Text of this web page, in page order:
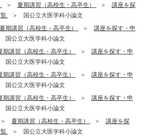
夏期講習（高校生・高卒生）
講座を探
国公立大医学科小論文
夏期講習（高校生・高卒生）
講座を探す・申
国公立大医学科小論文
期講習（高校生・高卒生）
講座を探す・申
国公立大医学科小論文
期講習（高校生・高卒生）
講座を探す・申
国公立大医学科小論文
期講習（高校生・高卒生）
講座を探す・申
国公立大医学科小論文
夏期講習（高校生・高卒生）
講座を探
国公立大医学科小論文